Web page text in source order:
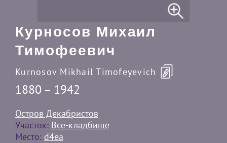
Курносов Михаил
Тимофеевич
Kurnosov Mikhail Timofeyevich
1880 – 1942
Остров Декабристов
Участок: Все-кладбище
Место: d4ea